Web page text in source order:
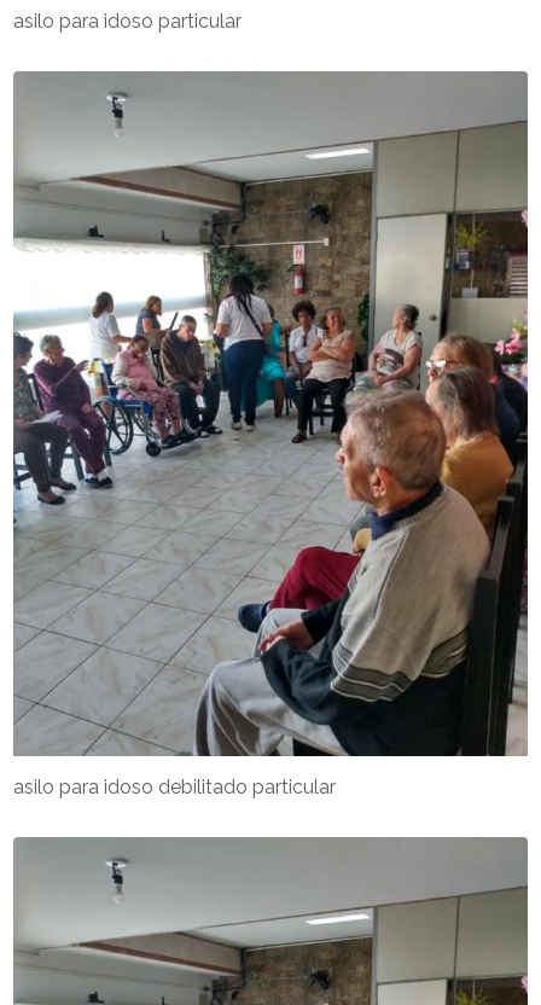
asilo para idoso particular
asilo para idoso debilitado particular